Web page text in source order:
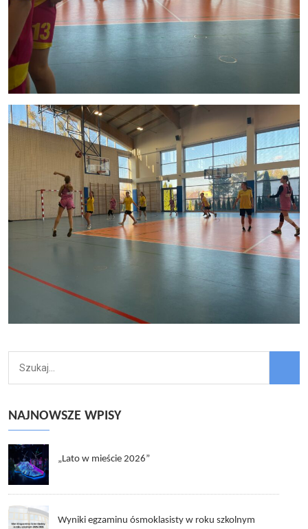
NAJNOWSZE WPISY
„Lato w mieście 2026”
Wyniki egzaminu ósmoklasisty w roku szkolnym